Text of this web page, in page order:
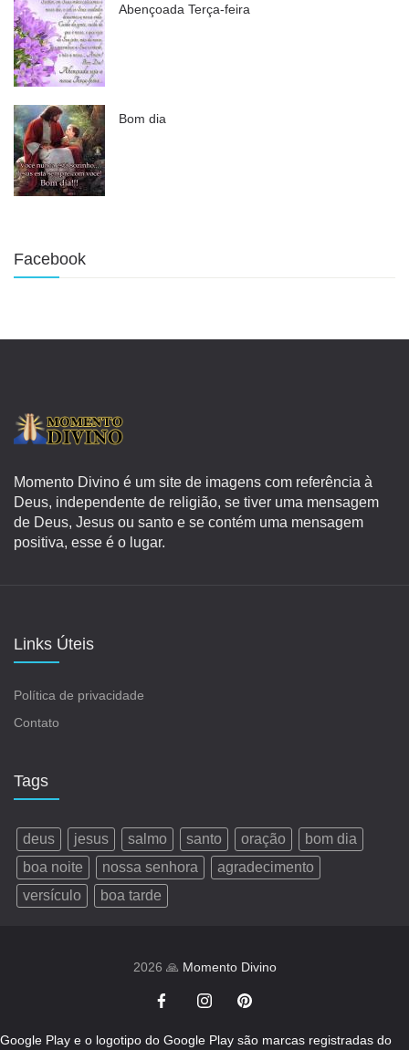
Abençoada Terça-feira
Bom dia
Facebook
Momento Divino é um site de imagens com referência à
Deus, independente de religião, se tiver uma mensagem
de Deus, Jesus ou santo e se contém uma mensagem
positiva, esse é o lugar.
Links Úteis
Política de privacidade
Contato
Tags
deus jesus salmo santo oração
bom dia
boa noite
nossa senhora
agradecimento
versículo
boa tarde
2026 🙏 Momento Divino
Google Play e o logotipo do Google Play são marcas registradas do